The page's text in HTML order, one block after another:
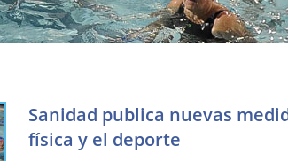
Sanidad publica nuevas
física y el deporte